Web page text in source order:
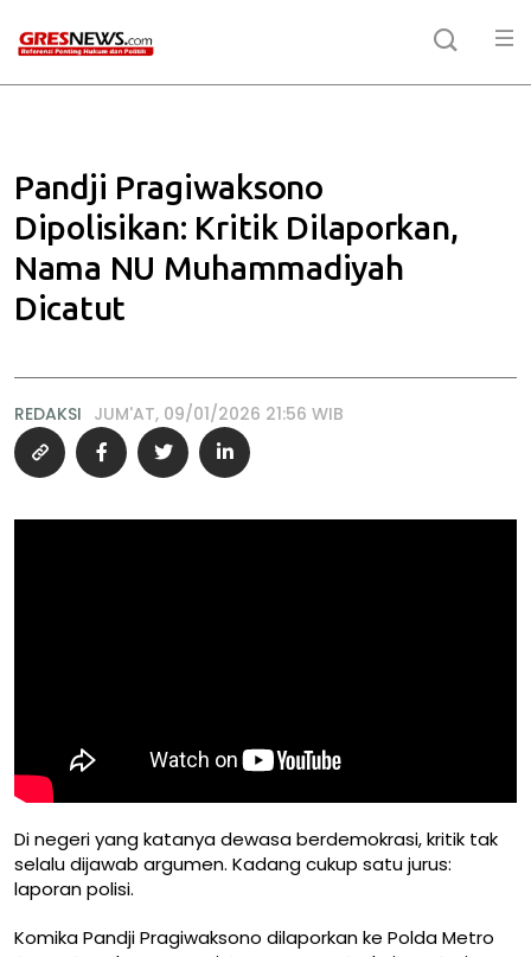
Pandji Pragiwaksono
Dipolisikan: Kritik Dilaporkan,
Nama NU Muhammadiyah
Dicatut
REDAKSI JUM'AT, 09/01/2026 21:56 WIB
Di negeri yang katanya dewasa berdemokrasi, kritik tak
selalu dijawab argumen. Kadang cukup satu jurus:
laporan polisi.
Komika Pandji Pragiwaksono dilaporkan ke Polda Metro